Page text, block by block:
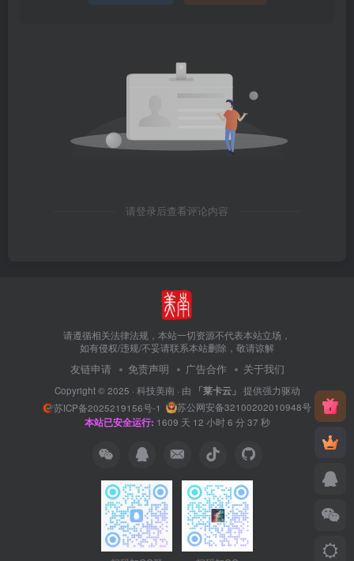
请登录后查看评论内容
请遵循相关法律法规，本站一切资源不代表本站立场，
如有侵权/违规/不妥请联系本站删除，敬请谅解
友链申请 免责声明 广告合作 关于我们
Copyright © 2025 · 科技美南 · 由 「莱卡云」 提供强力驱动
苏ICP备2025219156号-1
苏公网安备32100202010948号
本站已安全运行: 1609 天 12 小时6 分 38 秒